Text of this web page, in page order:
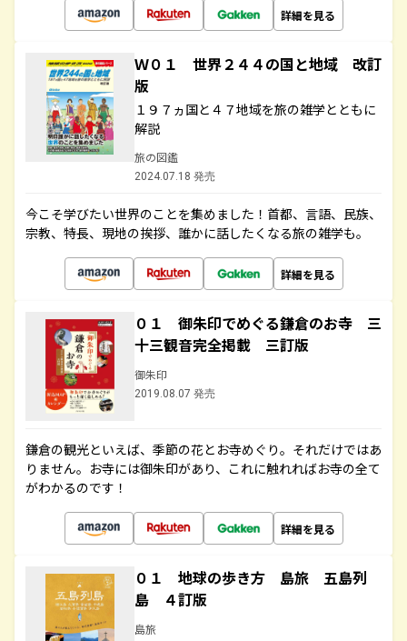
詳細を見る
Ｗ０１ 世界２４４の国と地域 改訂
版
１９７ヵ国と４７地域を旅の雑学とともに
解説
旅の図鑑
2024.07.18 発売
今こそ学びたい世界のことを集めました！首都、言語、民族、
宗教、特長、現地の挨拶、誰かに話したくなる旅の雑学も。
詳細を見る
０１ 御朱印でめぐる鎌倉のお寺 三
十三観音完全掲載 三訂版
御朱印
2019.08.07 発売
鎌倉の観光といえば、季節の花とお寺めぐり。それだけではあ
りません。お寺には御朱印があり、これに触れればお寺の全て
がわかるのです！
詳細を見る
０１ 地球の歩き方 島旅 五島列
島 ４訂版
島旅